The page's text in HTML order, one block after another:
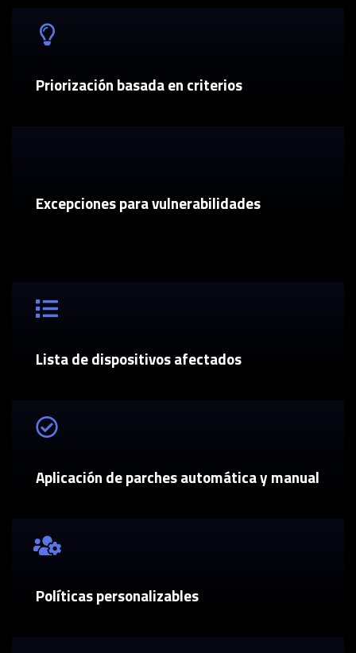
Priorización basada en criterios
Excepciones para vulnerabilidades
Lista de dispositivos afectados
Aplicación de parches automática y manual
Políticas personalizables